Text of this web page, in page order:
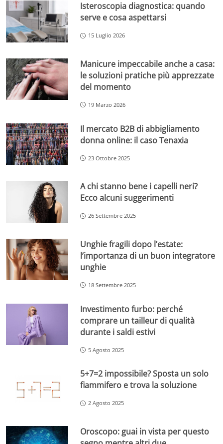
Isteroscopia diagnostica: quando
serve e cosa aspettarsi
15 Luglio 2026
Manicure impeccabile anche a casa:
le soluzioni pratiche più apprezzate
del momento
19 Marzo 2026
Il mercato B2B di abbigliamento
donna online: il caso Tenaxia
23 Ottobre 2025
A chi stanno bene i capelli neri?
Ecco alcuni suggerimenti
26 Settembre 2025
Unghie fragili dopo l’estate:
l’importanza di un buon integratore
unghie
18 Settembre 2025
Investimento furbo: perché
comprare un tailleur di qualità
durante i saldi estivi
5 Agosto 2025
5+7=2 impossibile? Sposta un solo
fiammifero e trova la soluzione
2 Agosto 2025
Oroscopo: guai in vista per questo